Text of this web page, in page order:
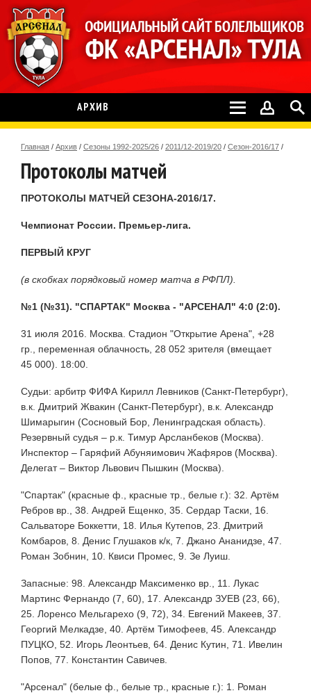
АРХИВ
Главная / Архив / Сезоны 1992-2025/26 / 2011/12-2019/20 / Сезон-2016/17 /
Протоколы матчей
ПРОТОКОЛЫ МАТЧЕЙ СЕЗОНА-2016/17.
Чемпионат России. Премьер-лига.
ПЕРВЫЙ КРУГ
(в скобках порядковый номер матча в РФПЛ).
№1 (№31). "СПАРТАК" Москва - "АРСЕНАЛ" 4:0 (2:0).
31 июля 2016. Москва. Стадион "Открытие Арена", +28
гр., переменная облачность, 28 052 зрителя (вмещает
45 000). 18:00.
Судьи: арбитр ФИФА Кирилл Левников (Санкт-Петербург),
в.к. Дмитрий Жвакин (Санкт-Петербург), в.к. Александр
Шимарыгин (Сосновый Бор, Ленинградская область).
Резервный судья – р.к. Тимур Арсланбеков (Москва).
Инспектор – Гаряфий Абуняимович Жафяров (Москва).
Делегат – Виктор Львович Пышкин (Москва).
"Спартак" (красные ф., красные тр., белые г.): 32. Артём
Ребров вр., 38. Андрей Ещенко, 35. Сердар Таски, 16.
Сальваторе Боккетти, 18. Илья Кутепов, 23. Дмитрий
Комбаров, 8. Денис Глушаков к/к, 7. Джано Ананидзе, 47.
Роман Зобнин, 10. Квиси Промес, 9. Зе Луиш.
Запасные: 98. Александр Максименко вр., 11. Лукас
Мартинс Фернандо (7, 60), 17. Александр ЗУЕВ (23, 66),
25. Лоренсо Мельгарехо (9, 72), 34. Евгений Макеев, 37.
Георгий Мелкадзе, 40. Артём Тимофеев, 45. Александр
ПУЦКО, 52. Игорь Леонтьев, 64. Денис Кутин, 71. Ивелин
Попов, 77. Константин Савичев.
"Арсенал" (белые ф., белые тр., красные г.): 1. Роман